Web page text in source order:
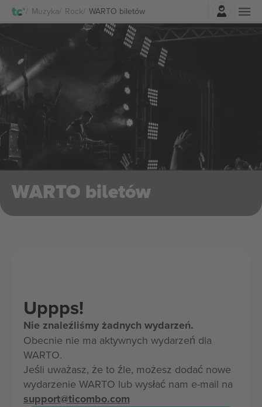
Muzyka Rock WARTO biletówZaloguj sie
WARTO biletów
Uppps!
Nie znaleźliśmy żadnych wydarzeń.
Obecnie nie ma aktywnych wydarzeń dla
WARTO.
Jeśli uważasz, że to źle, możesz dodać nowe
wydarzenie WARTO lub wysłać nam e-mail na
support@ticombo.com